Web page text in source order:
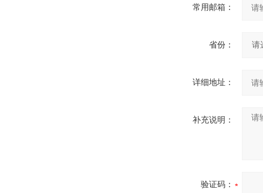
常用邮箱：
省份：
详细地址：
补充说明：
验证码：